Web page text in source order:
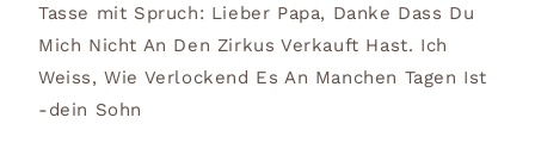
Tasse mit Spruch: Lieber Papa, Danke Dass Du
Mich Nicht An Den Zirkus Verkauft Hast. Ich
Weiss, Wie Verlockend Es An Manchen Tagen Ist
-dein Sohn